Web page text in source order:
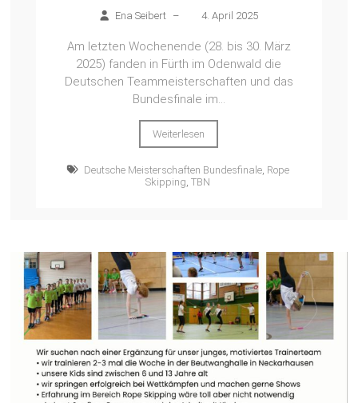
Ena Seibert – 4. April 2025
Am letzten Wochenende (28. bis 30. März
2025) fanden in Fürth im Odenwald die
Deutschen Teammeisterschaften und das
Bundesfinale im...
Weiterlesen
Deutsche Meisterschaften Bundesfinale Rope
Skipping TBN